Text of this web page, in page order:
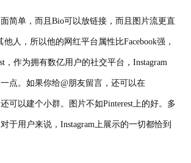
面简单，而且Bio可以放链接，而且图片流更直
他人，所以他的网红平台属性比Facebook强，
，作为拥有数亿用户的社交平台，Instagram
点。如果你给@朋友留言，还可以在
可以建个小群。图片不如Pinterest上的好。多
于用户来说，Instagram上展示的一切都恰到